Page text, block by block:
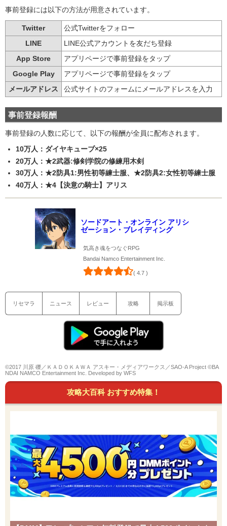
事前登録には以下の方法が用意されています。
Twitter
公式Twitterをフォロー
LINE
LINE公式アカウントを友だち登録
App Store
アプリページで事前登録をタップ
Google Play
アプリページで事前登録をタップ
メールアドレス
公式サイトのフォームにメールアドレスを入力
事前登録報酬
事前登録の人数に応じて、以下の報酬が全員に配布されます。
10万人：ダイヤキューブ×25
20万人：★2武器:修剣学院の修練用木剣
30万人：★2防具1:男性初等練士服、★2防具2:女性初等練士服
40万人：★4【決意の騎士】アリス
ソードアート・オンライン アリシ
ゼーション・ブレイディング
気高き魂をつなぐRPG
Bandai Namco Entertainment Inc.
( 4.7 )
リセマラ ニュース レビュー 攻略 掲示板
©2017 川原 礫／ＫＡＤＯＫＡＷＡ アスキー・メディアワークス／SAO-A Project ©BA
NDAI NAMCO Entertainment Inc. Developed by WFS
攻略大百科 おすすめ特集！